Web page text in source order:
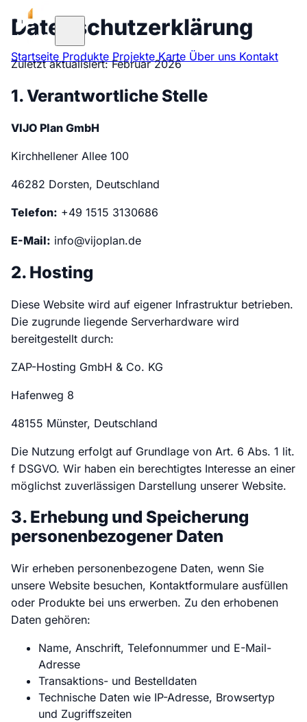
Startseite Produkte ProjekteKarte Über uns Kontakt
Datenschutzerklärung
Zuletzt aktualisiert: Februar 2026
1. Verantwortliche Stelle
VIJO Plan GmbH
Kirchhellener Allee 100
46282 Dorsten, Deutschland
Telefon: +49 1515 3130686
E-Mail: info@vijoplan.de
2. Hosting
Diese Website wird auf eigener Infrastruktur betrieben.
Die zugrunde liegende Serverhardware wird
bereitgestellt durch:
ZAP-Hosting GmbH & Co. KG
Hafenweg 8
48155 Münster, Deutschland
Die Nutzung erfolgt auf Grundlage von Art. 6 Abs. 1 lit.
f DSGVO. Wir haben ein berechtigtes Interesse an einer
möglichst zuverlässigen Darstellung unserer Website.
3. Erhebung und Speicherung
personenbezogener Daten
Wir erheben personenbezogene Daten, wenn Sie
unsere Website besuchen, Kontaktformulare ausfüllen
oder Produkte bei uns erwerben. Zu den erhobenen
Daten gehören:
Name, Anschrift, Telefonnummer und E-Mail-
Adresse
Transaktions- und Bestelldaten
Technische Daten wie IP-Adresse, Browsertyp
und Zugriffszeiten